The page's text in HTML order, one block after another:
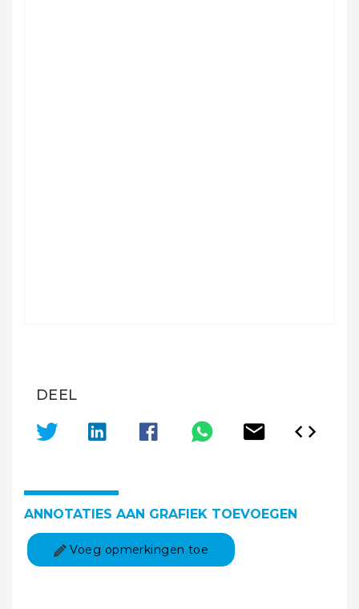
DEEL
ANNOTATIES AAN GRAFIEK TOEVOEGEN
Voeg opmerkingen toe